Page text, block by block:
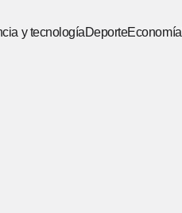
y tecnologíaDeporteEconomía